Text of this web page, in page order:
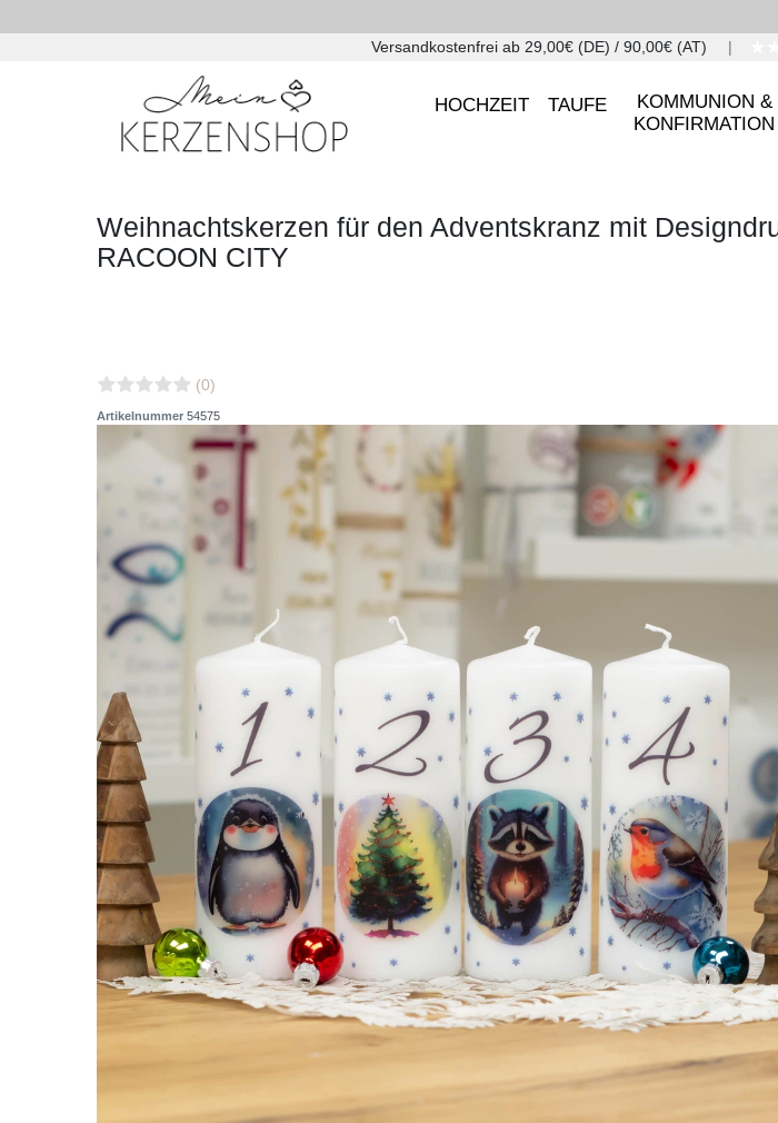
Versandkostenfrei ab 29,00€ (DE) / 90,00€ (AT)
HOCHZEIT TAUFE
KOMMUNION &
KONFIRMATION
Weihnachtskerzen für den Adventskranz mit
RACOON CITY
(0)
Artikelnummer 54575